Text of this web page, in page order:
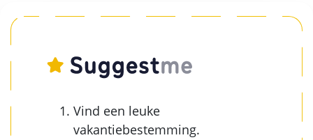
Vind een leuke
vakantiebestemming.